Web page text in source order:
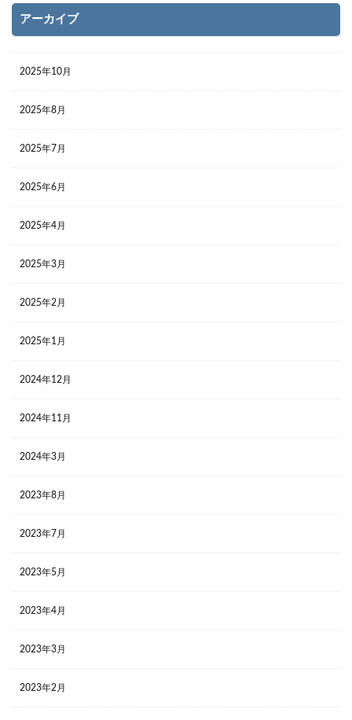
アーカイブ
2025年10月
2025年8月
2025年7月
2025年6月
2025年4月
2025年3月
2025年2月
2025年1月
2024年12月
2024年11月
2024年3月
2023年8月
2023年7月
2023年5月
2023年4月
2023年3月
2023年2月